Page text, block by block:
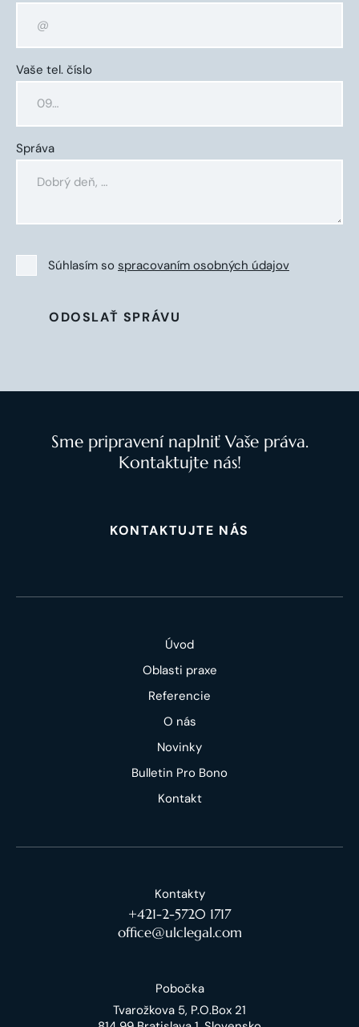
Vaše tel. číslo
Správa
Súhlasím so spracovaním osobných údajov
ODOSLAŤ SPRÁVU
Sme pripravení naplniť Vaše práva.
Kontaktujte nás!
KONTAKTUJTE NÁS
Úvod
Oblasti praxe
Referencie
O nás
Novinky
Bulletin Pro Bono
Kontakt
Kontakty
+421-2-5720 1717
office@ulclegal.com
Pobočka
Tvarožkova 5, P.O.Box 21